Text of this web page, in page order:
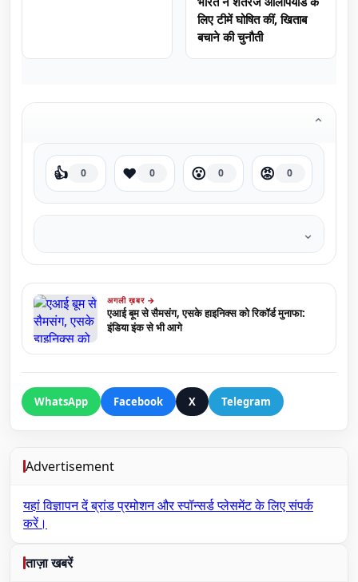
लिए टीमें घोषित कीं, खिताब
बचाने की चुनौती
⌄
👍 0 ❤️ 0 😮 0 😡 0
⌄
अगली ख़बर →
एआई बूम से सैमसंग, एसके हाइनिक्स को रिकॉर्ड मुनाफा:
इंडिया इंक से भी आगे
WhatsApp Facebook X Telegram
Advertisement
यहां विज्ञापन देंब्रांड प्रमोशन और स्पॉन्सर्ड प्लेसमेंट के लिए संपर्क
करें।
ताज़ा खबरें